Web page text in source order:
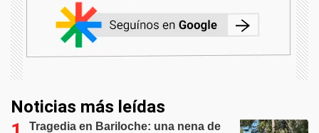
Noticias más leídas
Tragedia en Bariloche: una nena de